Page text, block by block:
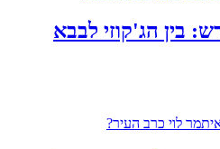
בין הג'קוזי לבבא